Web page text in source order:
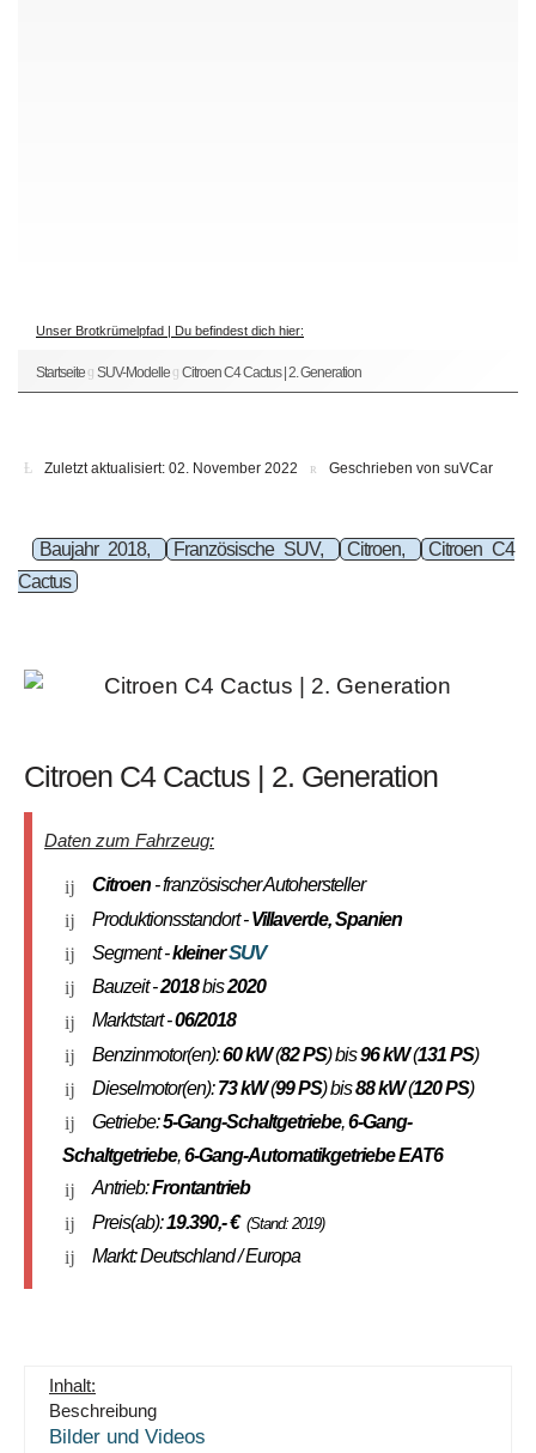
Unser Brotkrümelpfad | Du befindest dich hier:
Startseite SUV-Modelle Citroen C4 Cactus | 2. Generation
Zuletzt aktualisiert: 02. November 2022 Geschrieben von suVCar
Baujahr 2018, Französische SUV, Citroen,
Citroen C4
Cactus
Citroen C4 Cactus | 2. Generation
Daten zum Fahrzeug:
Citroen - französischer Autohersteller
Produktionsstandort -Villaverde, Spanien
Segment -kleinerSUV
Bauzeit -2018bis2020
Marktstart -06/2018
Benzinmotor(en):60 kW(82 PS) bis96 kW(131 PS)
Dieselmotor(en):73 kW(99 PS) bis88 kW(120 PS)
Getriebe:5-Gang-Schaltgetriebe,6-Gang-
Schaltgetriebe,6-Gang-Automatikgetriebe EAT6
Antrieb:Frontantrieb
Preis(ab):19.390,- € (Stand: 2019)
Markt: Deutschland / Europa
Inhalt:
Beschreibung
Bilder und Videos